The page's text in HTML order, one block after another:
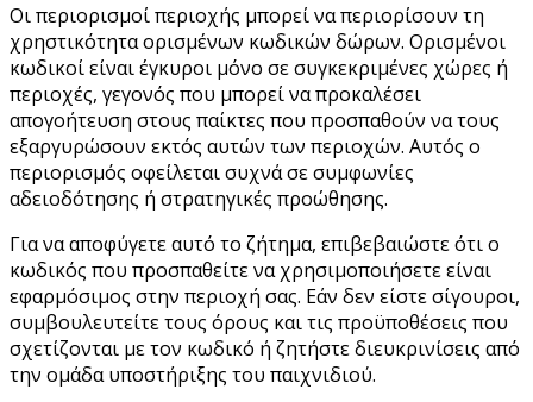
Οι περιορισμοί περιοχής μπορεί να περιορίσουν τη
χρηστικότητα ορισμένων κωδικών δώρων. Ορισμένοι
κωδικοί είναι έγκυροι μόνο σε συγκεκριμένες χώρες ή
περιοχές, γεγονός που μπορεί να προκαλέσει
απογοήτευση στους παίκτες που προσπαθούν να τους
εξαργυρώσουν εκτός αυτών των περιοχών. Αυτός ο
περιορισμός οφείλεται συχνά σε συμφωνίες
αδειοδότησης ή στρατηγικές προώθησης.
Για να αποφύγετε αυτό το ζήτημα, επιβεβαιώστε ότι ο
κωδικός που προσπαθείτε να χρησιμοποιήσετε είναι
εφαρμόσιμος στην περιοχή σας. Εάν δεν είστε σίγουροι,
συμβουλευτείτε τους όρους και τις προϋποθέσεις που
σχετίζονται με τον κωδικό ή ζητήστε διευκρινίσεις από
την ομάδα υποστήριξης του παιχνιδιού.